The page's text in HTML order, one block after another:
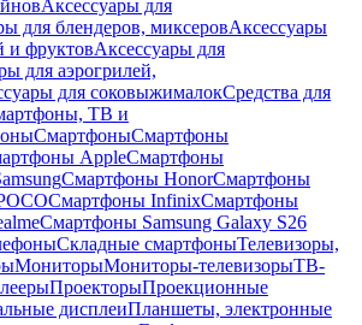
Аксессуары для
для блендеров, миксеровАксессуары
и фруктовАксессуары для
для аэрогрилей,
для соковыжималокСредства для
ТВ и
СмартфоныСмартфоны
AppleСмартфоны
Смартфоны HonorСмартфоны
Смартфоны InfinixСмартфоны
Смартфоны Samsung Galaxy S26
Складные смартфоныТелевизоры,
МониторыМониторы-телевизорыТВ-
ПроекторыПроекционные
дисплеиПланшеты, электронные